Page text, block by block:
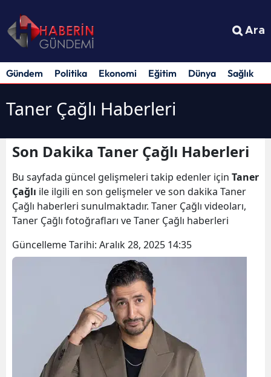
Ara
Gündem Politika Ekonomi Eğitim Dünya Sağlık
Taner Çağlı Haberleri
Son Dakika Taner Çağlı Haberleri
Bu sayfada güncel gelişmeleri takip edenler için Taner
Çağlı ile ilgili en son gelişmeler ve son dakika Taner
Çağlı haberleri sunulmaktadır. Taner Çağlı videoları,
Taner Çağlı fotoğrafları ve Taner Çağlı haberleri
Güncelleme Tarihi: Aralık 28, 2025 14:35